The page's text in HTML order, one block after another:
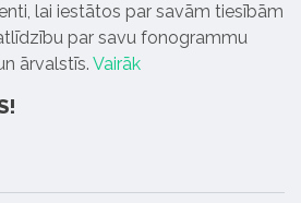
lai iestātos par savām tiesībām
par savu fonogrammu
ārvalstīs. Vairāk